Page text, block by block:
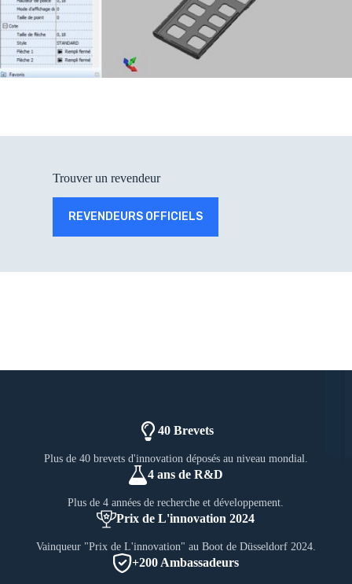
Trouver un revendeur
REVENDEURS OFFICIELS
40 Brevets
Plus de 40 brevets d'innovation déposés au niveau mondial.
4 ans de R&D
Plus de 4 années de recherche et développement.
Prix de L'innovation 2024
Vainqueur "Prix de L'innovation" au Boot de Düsseldorf 2024.
+200 Ambassadeurs